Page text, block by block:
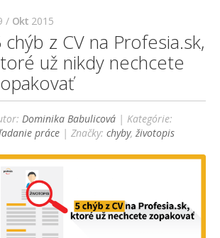
/ Okt 2015
chýb z CV na Profesia.sk,
už nikdy nechcete
Dominika Babulicová | Kategórie:
práce | Značky:chyby,životopis